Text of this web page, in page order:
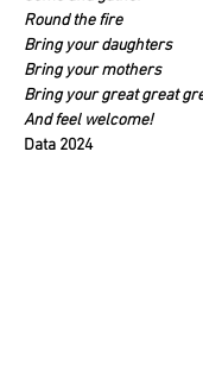
Round the fire
Bring your daughters
Bring your mothers
Bring your great great
And feel welcome!
Data 2024